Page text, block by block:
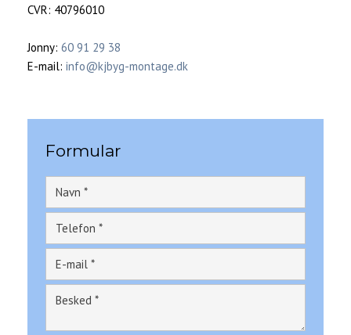
CVR: 40796010
​Jonny: 60 91 29 38
E-mail: info@kjbyg-montage.dk​
Formular​